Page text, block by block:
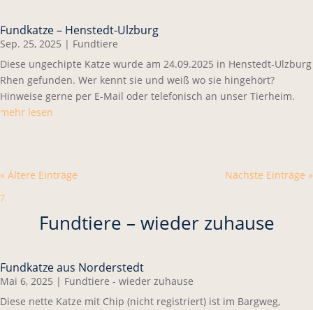
Fundkatze – Henstedt-Ulzburg
Sep. 25, 2025 | Fundtiere
Diese ungechipte Katze wurde am 24.09.2025 in Henstedt-Ulzburg
Rhen gefunden. Wer kennt sie und weiß wo sie hingehört?
Hinweise gerne per E-Mail oder telefonisch an unser Tierheim.
mehr lesen
« Ältere Einträge Nächste Einträge »
7
Fundtiere – wieder zuhause
Fundkatze aus Norderstedt
Mai 6, 2025 | Fundtiere - wieder zuhause
Diese nette Katze mit Chip (nicht registriert) ist im Bargweg,